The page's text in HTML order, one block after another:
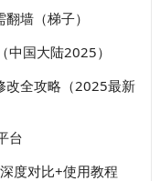
墙（梯子）
国大陆2025）
改全攻略（2025最新
台
度对比+使用教程